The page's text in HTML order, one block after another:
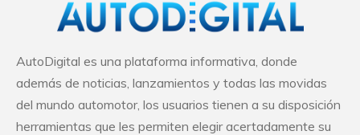
AutoDigital es una plataforma informativa, donde
además de noticias, lanzamientos y todas las movidas
del mundo automotor, los usuarios tienen a su disposición
herramientas que les permiten elegir acertadamente su